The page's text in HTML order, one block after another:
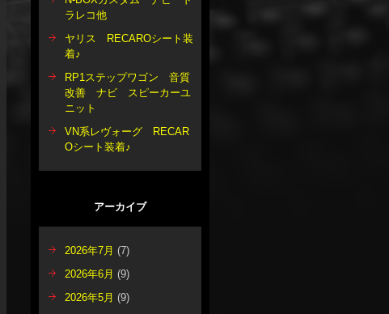
ラレコ他
ヤリス RECAROシート装
着♪
RP1ステップワゴン 音質
改善 ナビ スピーカーユ
ニット
VN系レヴォーグ RECAR
Oシート装着♪
アーカイブ
2026年7月 (7)
2026年6月 (9)
2026年5月 (9)